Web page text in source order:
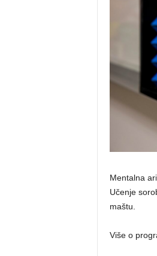
Mentalna
Učenje
maštu.
Više o